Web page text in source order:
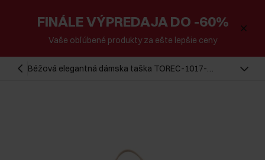
FINÁLE VÝPREDAJA DO -60%
Vaše obľúbené produkty za ešte lepšie ceny
Béžová elegantná dámska taška TOREC-1017-